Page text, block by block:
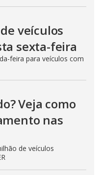
veículos
sexta-feira
feira para veículos com
Veja como
nas
de veículos